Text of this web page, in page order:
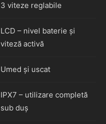
3 viteze reglabile
LCD – nivel baterie și
viteză activă
Umed și uscat
IPX7 – utilizare completă
sub duș